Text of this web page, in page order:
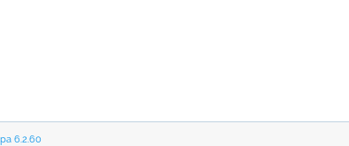
6.2.60